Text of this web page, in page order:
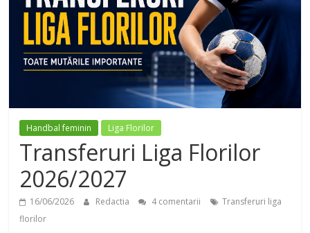
Handbal feminin Liga Florilor
Transferuri Liga Florilor
2026/2027
16/06/2026 Redactia 4 comentarii
Transferuri liga
florilor